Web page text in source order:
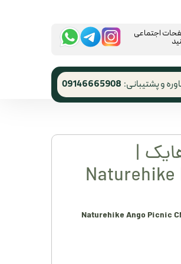
و پشتیبانی: 09146665908
اجتماعی
|
Naturehike
Naturehike Ango Picnic